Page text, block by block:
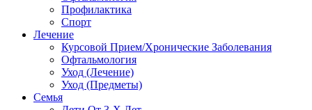
Профилактика
Спорт
Лечение
Курсовой Прием/Хронические Заболевания
Офтальмология
Уход (Лечение)
Уход (Предметы)
Семья